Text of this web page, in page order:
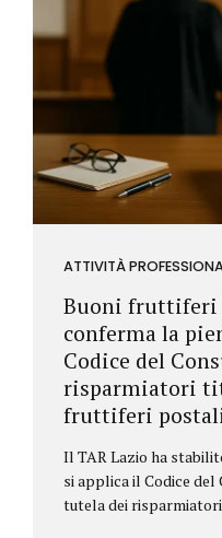
ATTIVITÀ
Buoni fruttiferi
conferma la
Codice del
risparmiatori
fruttiferi
Il TAR Lazio ha
si applica il Codice
tutela dei